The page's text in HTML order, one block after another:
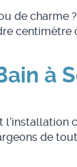
de charme
centimètre
à
de